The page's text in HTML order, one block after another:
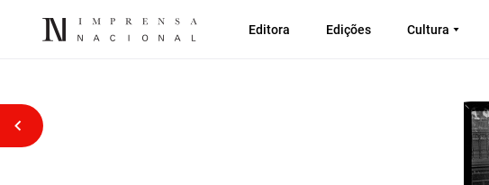
Editora Edições Cultura
Voltar atrás